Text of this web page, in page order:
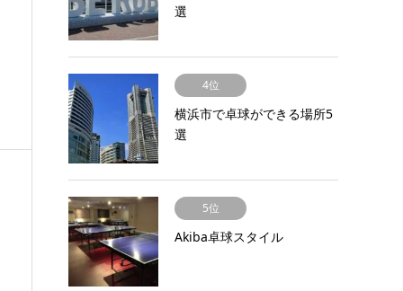
選
4位
横浜市で卓球ができる場所5
選
5位
Akiba卓球スタイル